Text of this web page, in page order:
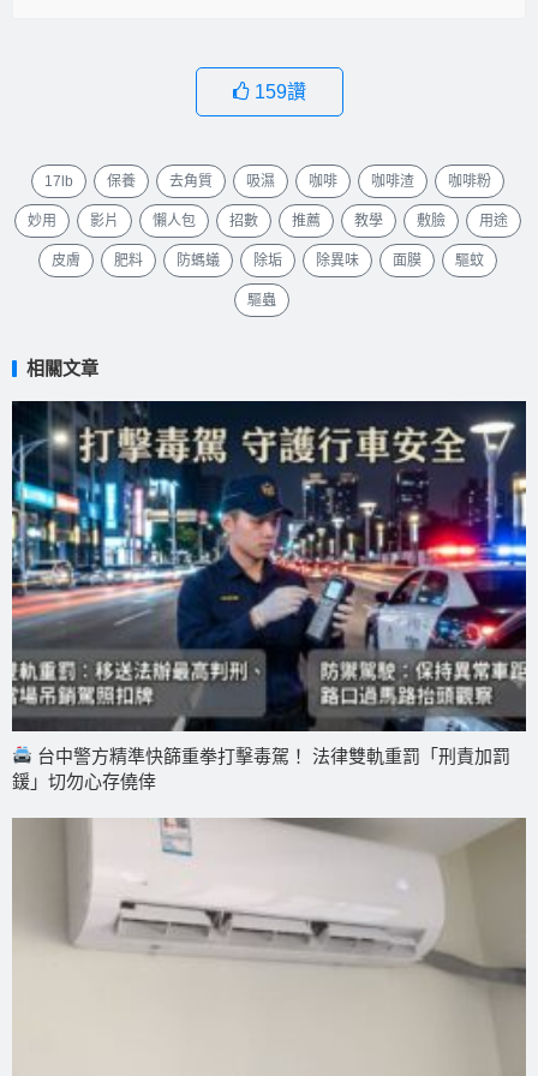
159讚
17lb 保養 去角質 吸濕 咖啡 咖啡渣 咖啡粉
妙用 影片 懶人包 招數 推薦 教學 敷臉 用途
皮膚 肥料 防螞蟻 除垢 除異味 面膜 驅蚊
驅蟲
相關文章
台中警方精準快篩重拳打擊毒駕！ 法律雙軌重罰「刑責加罰
鍰」切勿心存僥倖